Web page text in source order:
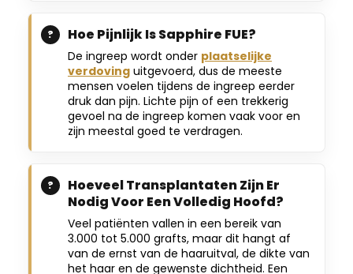
Hoe Pijnlijk Is Sapphire FUE?
De ingreep wordt onder plaatselijke
verdoving uitgevoerd, dus de meeste
mensen voelen tijdens de ingreep eerder
druk dan pijn. Lichte pijn of een trekkerig
gevoel na de ingreep komen vaak voor en
zijn meestal goed te verdragen.
Hoeveel Transplantaten Zijn Er
Nodig Voor Een Volledig Hoofd?
Veel patiënten vallen in een bereik van
3.000 tot 5.000 grafts, maar dit hangt af
van de ernst van de haaruitval, de dikte van
het haar en de gewenste dichtheid. Een